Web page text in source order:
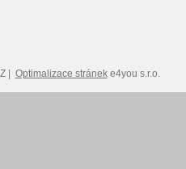
| Optimalizace stráneke4you s.r.o.